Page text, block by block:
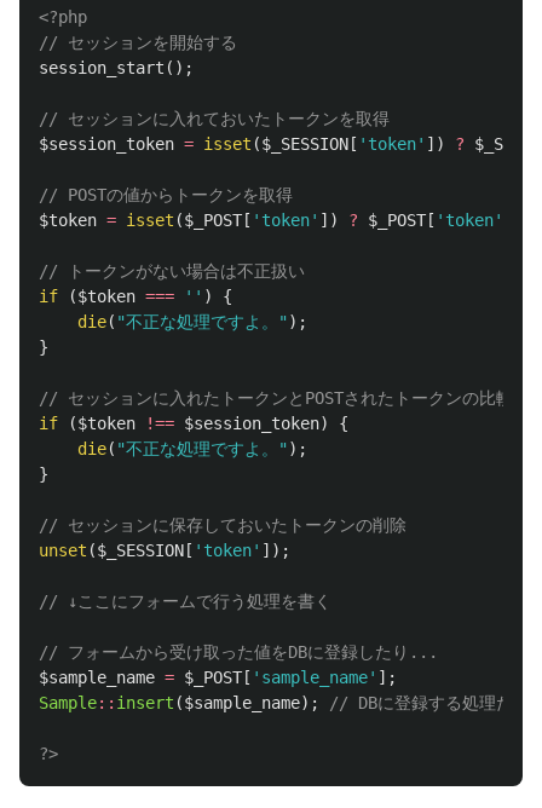
<?php
// セッションを開始する
session_start ();
// セッションに入れておいたトークンを取得
$session_token = isset ($_SESSION [ 'token' ]) ?
// POSTの値からトークンを取得
$token = isset ($_POST [ 'token' ]) ? $_POST [ 'token'
// トークンがない場合は不正扱い
if
($token === '' )
{
die( "不正な処理ですよ。" );
}
// セッションに入れたトークンとPOSTされたトークンの比較
if
($token !== $session_token)
{
die( "不正な処理ですよ。" );
}
// セッションに保存しておいたトークンの削除
unset ($_SESSION [ 'token' ]);
// ↓ここにフォームで行う処理を書く
// フォームから受け取った値をDBに登録したり...
$sample_name = $_POST [ 'sample_name' ];
Sample:: insert ($sample_name); // DBに登録する処理だと
?>